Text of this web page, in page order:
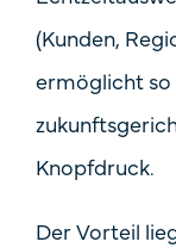
(Kunden,
ermöglicht so
Knopfdruck.
Der Vorteil